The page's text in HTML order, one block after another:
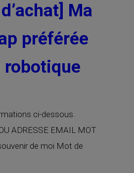
Ma
préférée
robotique
ci-dessous.
ADRESSE EMAIL MOT
de moi Mot de